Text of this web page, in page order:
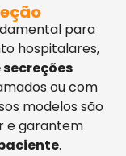
para
hospitalares,
ou com
modelos são
e garantem
.